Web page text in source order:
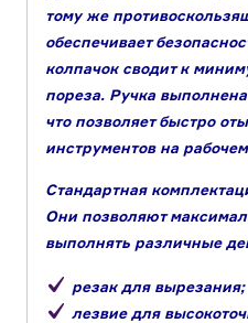
тому же
обеспечивает
колпачок сводит к
пореза. Ручка
что позволяет быстро
инструментов на
Стандартная
Они позволяют
выполнять различные
резак для вырезания;
лезвие для